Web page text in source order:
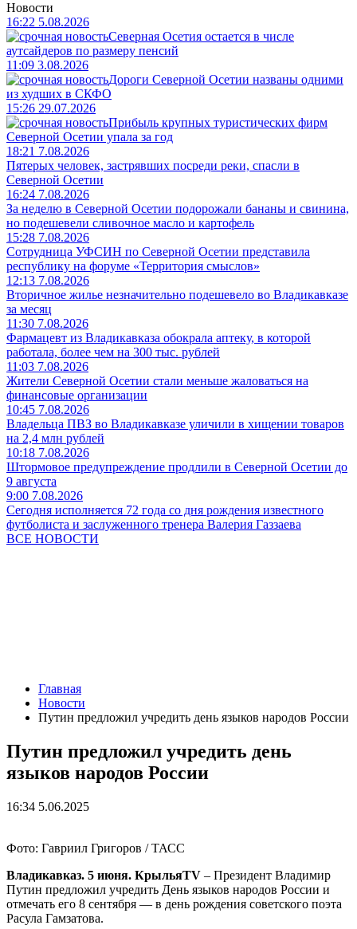
Новости
16:22 5.08.2026
Северная Осетия остается в числе
аутсайдеров по размеру пенсий
11:09 3.08.2026
Дороги Северной Осетии названы одними
из худших в СКФО
15:26 29.07.2026
Прибыль крупных туристических фирм
Северной Осетии упала за год
18:21 7.08.2026
Пятерых человек, застрявших посреди реки, спасли в
Северной Осетии
16:24 7.08.2026
За неделю в Северной Осетии подорожали бананы и свинина,
но подешевели сливочное масло и картофель
15:28 7.08.2026
Сотрудница УФСИН по Северной Осетии представила
республику на форуме «Территория смыслов»
12:13 7.08.2026
Вторичное жилье незначительно подешевело во Владикавказе
за месяц
11:30 7.08.2026
Фармацевт из Владикавказа обокрала аптеку, в которой
работала, более чем на 300 тыс. рублей
11:03 7.08.2026
Жители Северной Осетии стали меньше жаловаться на
финансовые организации
10:45 7.08.2026
Владельца ПВЗ во Владикавказе уличили в хищении товаров
на 2,4 млн рублей
10:18 7.08.2026
Штормовое предупреждение продлили в Северной Осетии до
9 августа
9:00 7.08.2026
Сегодня исполняется 72 года со дня рождения известного
футболиста и заслуженного тренера Валерия Газзаева
ВСЕ НОВОСТИ
Главная
Новости
Путин предложил учредить день языков народов России
Путин предложил учредить день
языков народов России
16:34 5.06.2025
Фото: Гавриил Григоров / ТАСС
Владикавказ. 5 июня. КрыльяTV – Президент Владимир
Путин предложил учредить День языков народов России и
отмечать его 8 сентября — в день рождения советского поэта
Расула Гамзатова.